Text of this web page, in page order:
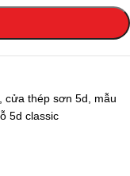
cửa thép sơn 5d
mẫu
5d classic